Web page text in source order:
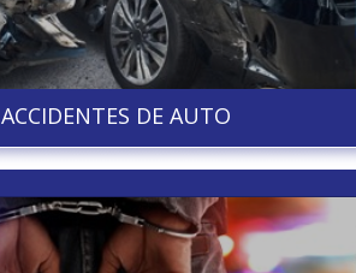
ACCIDENTES DE AUTO